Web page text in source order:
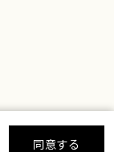
同意する